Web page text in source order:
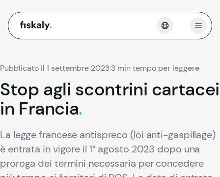
fiskaly. Apri
Pubblicato il 1 settembre 2023·3 min tempo per leggere
Stop agli scontrini cartacei
in Francia.
La legge francese antispreco (loi anti-gaspillage)
è entrata in vigore il 1° agosto 2023 dopo una
proroga dei termini necessaria per concedere